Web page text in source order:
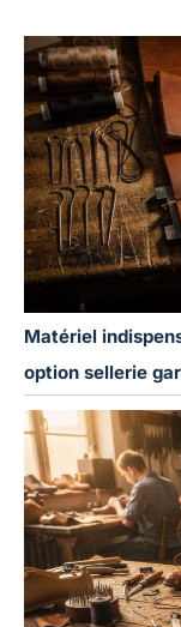
Matériel
option sellerie